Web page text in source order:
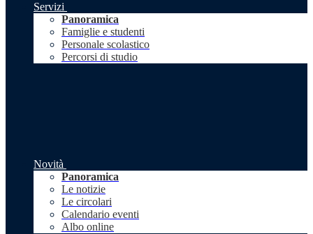
Servizi
Panoramica
Famiglie e studenti
Personale scolastico
Percorsi di studio
Novità
Panoramica
Le notizie
Le circolari
Calendario eventi
Albo online